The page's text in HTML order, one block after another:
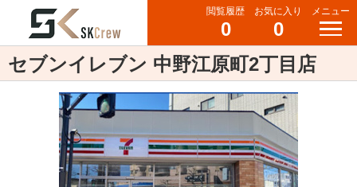
閲覧履歴
0
お気に入り
0
メニュー
セブンイレブン 中野江原町2丁目店